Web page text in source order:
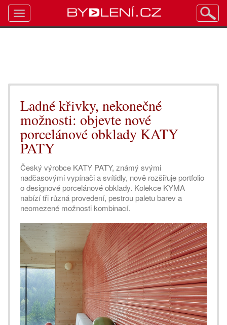
Ladné křivky, nekonečné
možnosti: objevte nové
porcelánové obklady KATY
PATY
Český výrobce KATY PATY, známý svými
nadčasovými vypínači a svítidly, nově rozšiřuje portfolio
o designové porcelánové obklady. Kolekce KYMA
nabízí tři různá provedení, pestrou paletu barev a
neomezené možnosti kombinací.
Toggle
navigation